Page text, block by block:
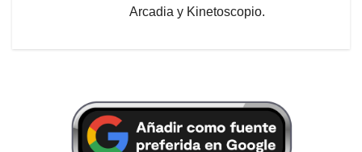
Arcadia y Kinetoscopio.